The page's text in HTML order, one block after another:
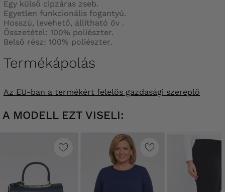
Egy külső cipzáras zseb.
Egyetlen funkcionális fogantyú.
Hosszú, levehető, állítható öv .
Összetétel: 100% poliészter.
Belső rész: 100% poliészter.
Termékápolás
Az EU-ban a termékért felelős gazdasági szereplő
A MODELL EZT VISELI: